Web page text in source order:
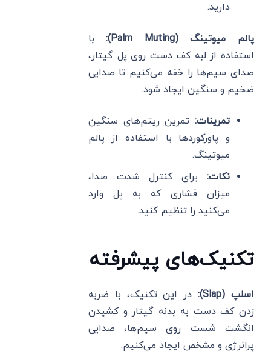
دارید.
پالم میوتینگ(Palm Muting):
با
استفاده از لبه کف دست روی پل گیتار،
صدای سیم‌ها را خفه می‌کنیم تا صدایی
ضخیم و سنگین ایجاد شود.
تمرینات: تمرین ریتم‌های سنگین
و پاورکوردها با استفاده از پالم
میوتینگ.
نکات: برای کنترل شدت صدا،
میزان فشاری که به پل وارد
می‌کنید را تنظیم کنید.
تکنیک‌های پیشرفته
اسلپ(Slap):
در این تکنیک، با ضربه
زدن کف دست به بدنه گیتار و کشیدن
انگشت شست روی سیم‌ها، صدایی
پرانرژی و مشخص ایجاد می‌کنیم.